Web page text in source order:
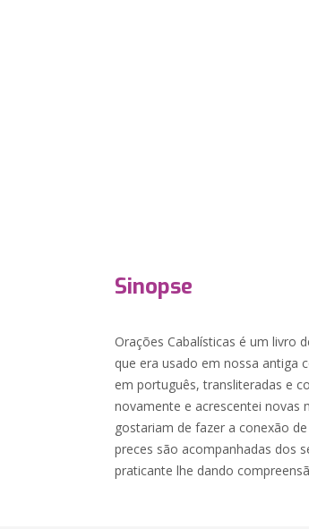
Sinopse
Orações Cabalísticas é um livro
que era usado em nossa antiga
em português, transliteradas e
novamente e acrescentei novas
gostariam de fazer a conexão
preces são acompanhadas dos
praticante lhe dando